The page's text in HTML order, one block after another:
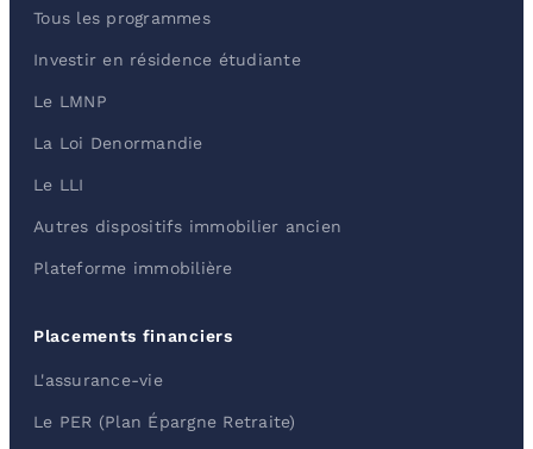
Tous les programmes
Investir en résidence étudiante
Le LMNP
La Loi Denormandie
Le LLI
Autres dispositifs immobilier ancien
Plateforme immobilière
Placements financiers
L'assurance-vie
Le PER (Plan Épargne Retraite)